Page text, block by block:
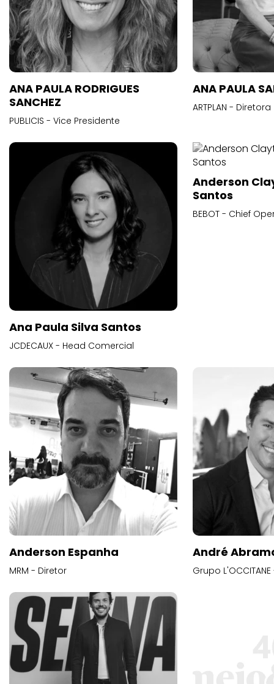
ANA PAULA RODRIGUES
SANCHEZ
PUBLICIS - Vice Presidente
ANA PAULA
ARTPLAN -
Ana Paula Silva Santos
JCDECAUX - Head Comercial
Anderson
Santos
BEBOT - Chief
Anderson Espanha
MRM - Diretor
André
Grupo